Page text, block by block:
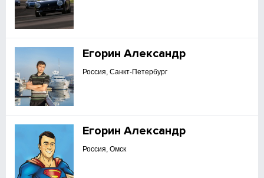
Егорин Александр
Россия, Санкт-Петербург
Егорин Александр
Россия, Омск